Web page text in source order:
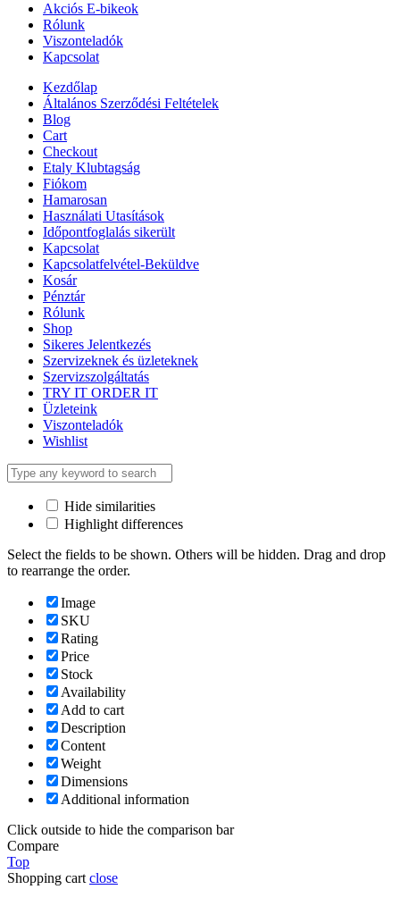
Akciós E-bikeok
Rólunk
Viszonteladók
Kapcsolat
Kezdőlap
Általános Szerződési Feltételek
Blog
Cart
Checkout
Etaly Klubtagság
Fiókom
Hamarosan
Használati Utasítások
Időpontfoglalás sikerült
Kapcsolat
Kapcsolatfelvétel-Beküldve
Kosár
Pénztár
Rólunk
Shop
Sikeres Jelentkezés
Szervizeknek és üzleteknek
Szervizszolgáltatás
TRY IT ORDER IT
Üzleteink
Viszonteladók
Wishlist
Hide similarities
Highlight differences
Select the fields to be shown. Others will be hidden. Drag and drop
to rearrange the order.
Image
SKU
Rating
Price
Stock
Availability
Add to cart
Description
Content
Weight
Dimensions
Additional information
Click outside to hide the comparison bar
Compare
Top
Shopping cart close